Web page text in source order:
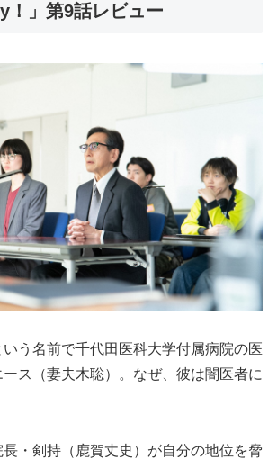
！」第9話レビュー
う名前で千代田医科大学付属病院の医
ス（妻夫木聡）。なぜ、彼は闇医者に
・剣持（鹿賀丈史）が自分の地位を脅